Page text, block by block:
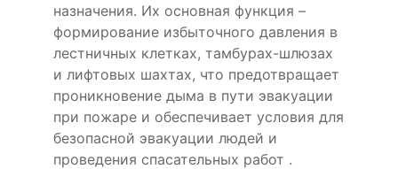
назначения. Их основная функция –
формирование избыточного давления в
лестничных клетках, тамбурах-шлюзах
и лифтовых шахтах, что предотвращает
проникновение дыма в пути эвакуации
при пожаре и обеспечивает условия для
безопасной эвакуации людей и
проведения спасательных работ .